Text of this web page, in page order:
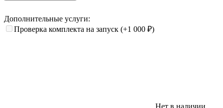
Дополнительные услуги:
Проверка комплекта на запуск (+1 000 ₽)